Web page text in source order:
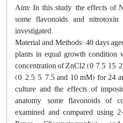
Aim: In this study, the effects of
some flavonoids and
investigated.
Material and Methods: 40 days
plants in equal growth condition
concentration of ZnCl2 (0, 7.5, 15,
(0, 2.5, 5, 7.5 and 10 mM) for 24
culture and the effects of
anatomy, some flavonoids of
examined and compared using